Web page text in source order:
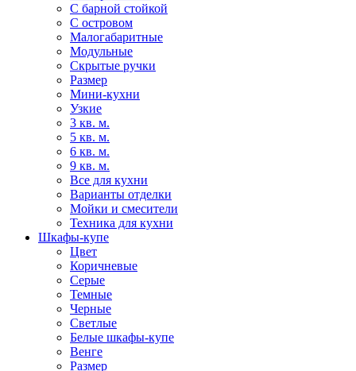
С барной стойкой
С островом
Малогабаритные
Модульные
Скрытые ручки
Размер
Мини-кухни
Узкие
3 кв. м.
5 кв. м.
6 кв. м.
9 кв. м.
Все для кухни
Варианты отделки
Мойки и смесители
Техника для кухни
Шкафы-купе
Цвет
Коричневые
Серые
Темные
Черные
Светлые
Белые шкафы-купе
Венге
Размер